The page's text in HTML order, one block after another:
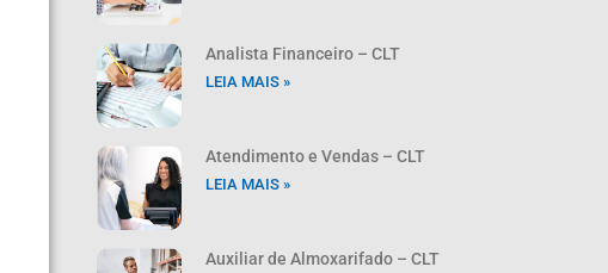
Analista Financeiro – CLT
LEIA MAIS »
Atendimento e Vendas – CLT
LEIA MAIS »
Auxiliar de Almoxarifado – CLT